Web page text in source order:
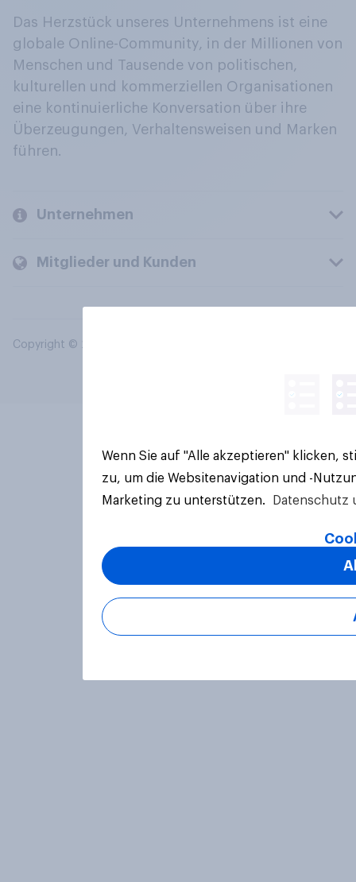
Das Herzstück unseres Unternehmens ist eine
globale Online-Community, in der Millionen von
Menschen und Tausende von politischen,
kulturellen und kommerziellen Organisationen
eine kontinuierliche Konversation über ihre
Überzeugungen, Verhaltensweisen und Marken
führen.
Unternehmen
Mitglieder und Kunden
Copyright © 2026 YouGov PLC. Alle Rechte vorbehalten.
Wenn Sie auf "Alle akzeptieren" klicken,
zu, um die Websitenavigation und -
Marketing zu unterstützen.
Datenschutz